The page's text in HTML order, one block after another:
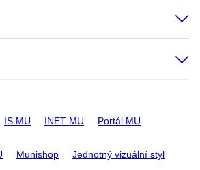
IS MU INET MU Portál MU
Munishop Jednotný vizuální styl